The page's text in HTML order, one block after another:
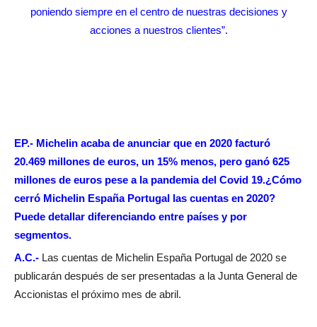
poniendo siempre en el centro de nuestras decisiones y
acciones a nuestros clientes”.
EP.- Michelin acaba de anunciar que en 2020 facturó
20.469 millones de euros, un 15% menos, pero ganó 625
millones de euros pese a la pandemia del Covid 19.¿Cómo
cerró Michelin España Portugal las cuentas en 2020?
Puede detallar diferenciando entre países y por
segmentos.
A.C.- Las cuentas de Michelin España Portugal de 2020 se
publicarán después de ser presentadas a la Junta General de
Accionistas el próximo mes de abril.